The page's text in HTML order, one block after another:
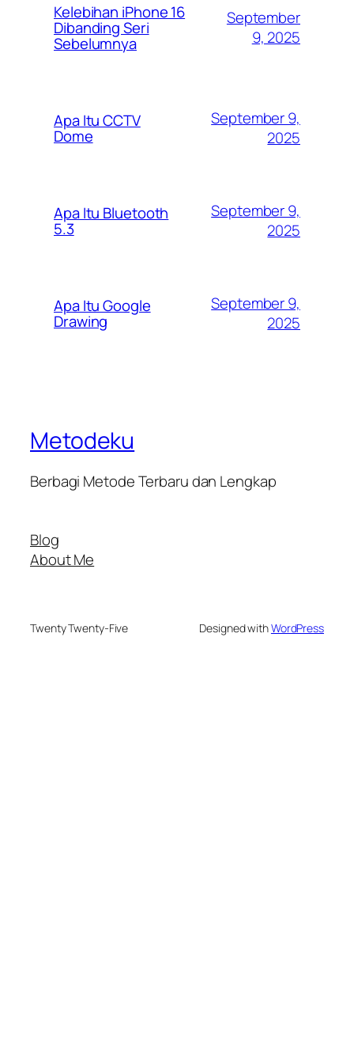
Kelebihan iPhone 16
Dibanding Seri
Sebelumnya
September
9, 2025
Apa Itu CCTV
Dome
September 9,
2025
Apa Itu Bluetooth
5.3
September 9,
2025
Apa Itu Google
Drawing
September 9,
2025
Metodeku
Berbagi Metode Terbaru dan Lengkap
Blog
About Me
Twenty Twenty-Five Designed withWordPress